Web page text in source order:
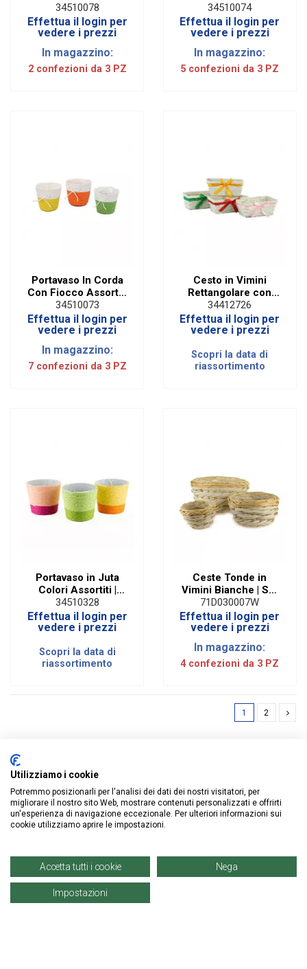
Fiocco | Diam 24 Cm
(3 PZ)
34510078
Effettua il login per
vedere i prezzi
In magazzino:
2 confezioni da 3 PZ
Assortiti (3 PZ)
34510074
Effettua il login per
vedere i prezzi
In magazzino:
5 confezioni da 3 PZ
Portavaso In Corda
Con Fiocco Assortiti
| Diam 16 Cm (3 PZ)
34510073
Effettua il login per
vedere i prezzi
In magazzino:
7 confezioni da 3 PZ
Cesto in Vimini
Rettangolare con
Fiocco Colorato (4
PZ)
34412726
Effettua il login per
vedere i prezzi
Scopri la data di
riassortimento
Portavaso in Juta
Colori Assortiti |
Diam 14 Cm (3 PZ)
34510328
Effettua il login per
vedere i prezzi
Scopri la data di
riassortimento
Ceste Tonde in
Vimini Bianche | Set
da 3 Assortite
71D030007W
Effettua il login per
vedere i prezzi
In magazzino:
4 confezioni da 3 PZ
1 2
ISCRIVITI ALLA NEWSLETTER
Utilizziamo i cookie
Potremmo posizionarli per l'analisi dei dati dei nostri visitatori, per
migliorare il nostro sito Web, mostrare contenuti personalizzati e offrirti
un'esperienza di navigazione eccezionale. Per ulteriori informazioni sui
cookie utilizziamo aprire le impostazioni.
Accetta tutti i cookie Nega
Impostazioni